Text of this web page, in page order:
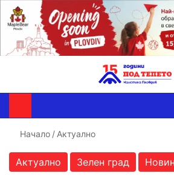
Начало / Актуално
Актуално Зелен град